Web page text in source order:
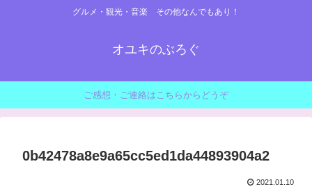
グルメ・観光・音楽 その他なんでもあり！
オユキのぶろぐ
ご感想・ご連絡はこちらからどうぞ
0b42478a8e9a65cc5ed1da44893904a2
2021.01.10